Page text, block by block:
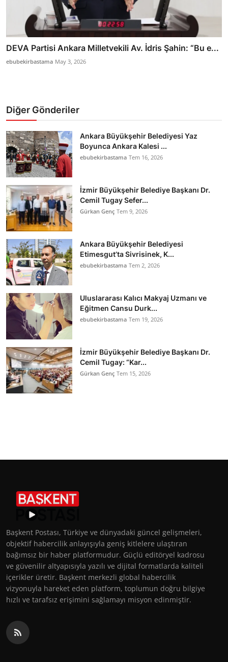
DEVA Partisi Ankara Milletvekili Av. İdris Şahin: “Bu e...
ebubekirbastama May 3, 2026
Diğer Gönderiler
Ankara Büyükşehir Belediyesi Yaz
Boyunca Ankara Kalesi ...
ebubekirbastama Tem 16, 2026
İzmir Büyükşehir Belediye Başkanı Dr.
Cemil Tugay Sefer...
Gürkan Genç Tem 9, 2026
Ankara Büyükşehir Belediyesi
Etimesgut’ta Sivrisinek, K...
ebubekirbastama Tem 2, 2026
Uluslararası Kalıcı Makyaj Uzmanı ve
Eğitmen Cansu Durk...
ebubekirbastama Tem 19, 2026
İzmir Büyükşehir Belediye Başkanı Dr.
Cemil Tugay: “Kar...
Gürkan Genç Tem 15, 2026
Başkent Postası, Türkiye ve dünyadaki güncel gelişmeleri,
objektif habercilik anlayışıyla geniş kitlelere ulaştıran
bağımsız bir haber platformudur. Güçlü editöryel kadrosu
ve güvenilir altyapısıyla yazılı ve dijital formatlarda kaliteli
içerikler üretir. Başkent merkezli global habercilik
vizyonuyla hareket eden platform, toplumun doğru bilgiye
hızlı ve tarafsız erişimini sağlamayı misyon edinmiştir.